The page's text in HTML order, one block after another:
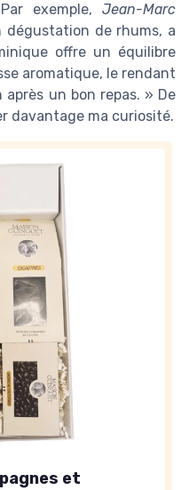
exemple, Jean-Marc
de rhums, a
offre un équilibre
aromatique, le rendant
un bon repas. » De
davantage ma curiosité.
et